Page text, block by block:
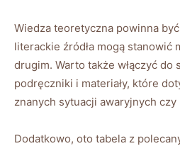
Wiedza teoretyczna powinna
literackie źródła mogą stanowić⁢
drugim. Warto ⁢także włączyć do
podręczniki i materiały, które
znanych sytuacji awaryjnych
Dodatkowo, oto tabela z‍